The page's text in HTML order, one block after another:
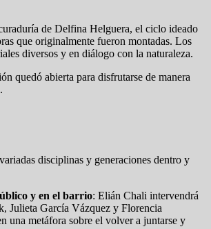
de Delfina Helguera, el ciclo ideado
que originalmente fueron montadas. Los
diversos y en diálogo con la naturaleza.
quedó abierta para disfrutarse de manera
disciplinas y generaciones dentro y
y en el barrio: Elián Chali intervendrá
Julieta García Vázquez y Florencia
una metáfora sobre el volver a juntarse y